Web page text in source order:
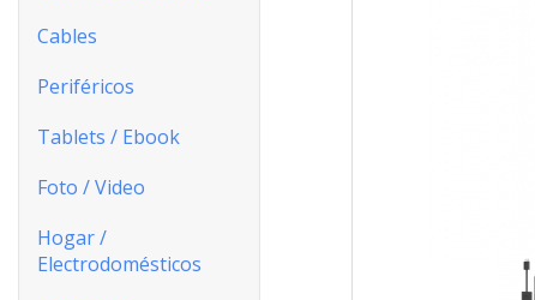
Cables
Periféricos
Tablets / Ebook
Foto / Video
Hogar /
Electrodomésticos